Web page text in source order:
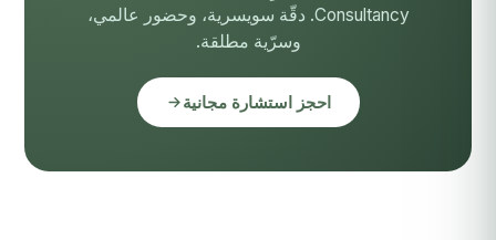
Consultancy. دقّة سويسرية، وحضور عالمي،
وسرّية مطلقة.
احجز استشارة مجانية